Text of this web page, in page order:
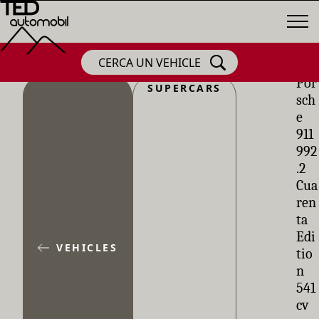
CERCA UN VEHICLE
VEHICLES
SUPERCARS
Por
sch
e
911
992
.2
Cua
ren
ta
Edi
tio
n
541
cv